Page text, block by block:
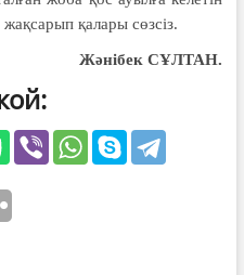
қалары сөзсіз.
Жәнібек СҰЛТАН.